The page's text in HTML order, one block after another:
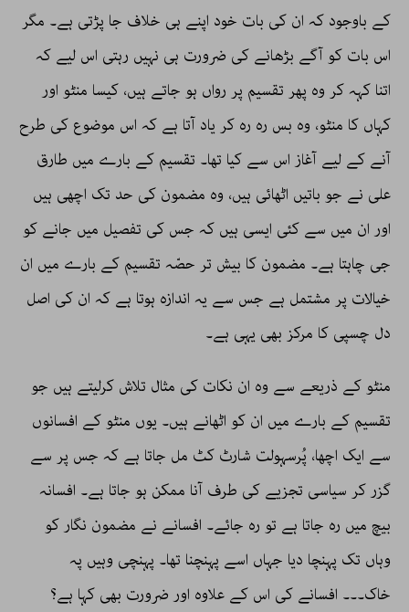
کے باوجود کہ ان کی بات خود اپنے ہی خلاف جا پڑتی ہے۔ مگر
اس بات کو آگے بڑھانے کی ضرورت ہی نہیں رہتی اس لیے کہ
اتنا کہہ کر وہ پھر تقسیم پر رواں ہو جاتے ہیں، کیسا منٹو اور
کہاں کا منٹو، وہ بس رہ رہ کر یاد آتا ہے کہ اس موضوع کی طرح
آنے کے لیے آغاز اس سے کیا تھا۔ تقسیم کے بارے میں طارق
علی نے جو باتیں اٹھائی ہیں، وہ مضمون کی حد تک اچھی ہیں
اور ان میں سے کئی ایسی ہیں کہ جس کی تفصیل میں جانے کو
جی چاہتا ہے۔ مضمون کا بیش تر حصّہ تقسیم کے بارے میں ان
خیالات پر مشتمل ہے جس سے یہ اندازہ ہوتا ہے کہ ان کی اصل
دل چسپی کا مرکز بھی یہی ہے۔
منٹو کے ذریعے سے وہ ان نکات کی مثال تلاش کرلیتے ہیں جو
تقسیم کے بارے میں ان کو اٹھانے ہیں۔ یوں منٹو کے افسانوں
سے ایک اچھا، پُرسہولت شارٹ کٹ مل جاتا ہے کہ جس پر سے
گزر کر سیاسی تجزیے کی طرف آنا ممکن ہو جاتا ہے۔ افسانہ
بیچ میں رہ جاتا ہے تو رہ جائے۔ افسانے نے مضمون نگار کو
وہاں تک پہنچا دیا جہاں اسے پہنچنا تھا۔ پہنچی وہیں پہ
خاک۔۔۔ افسانے کی اس کے علاوہ اور ضرورت بھی کہا ہے؟